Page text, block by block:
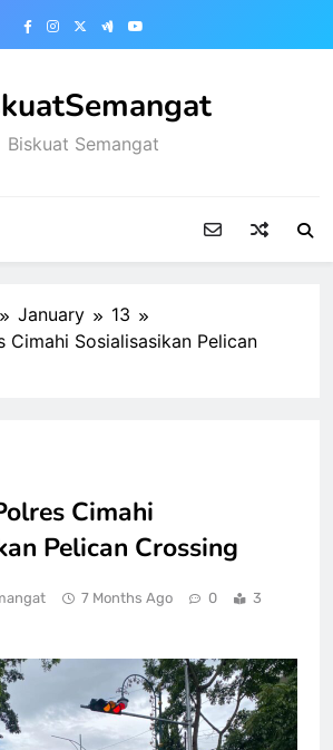
Biskuat Semangat
January
13
Cimahi Sosialisasikan Pelican
Cimahi
Pelican Crossing
7 Months Ago 0
3